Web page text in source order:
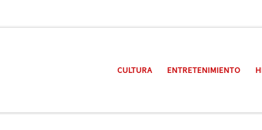
CULTURA ENTRETENIMIENTO